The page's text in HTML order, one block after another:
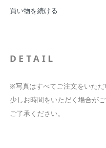
買い物を続ける
DETAIL
※写真はすべてご注文をいただ
少しお時間をいただく場合がご
ご了承ください。